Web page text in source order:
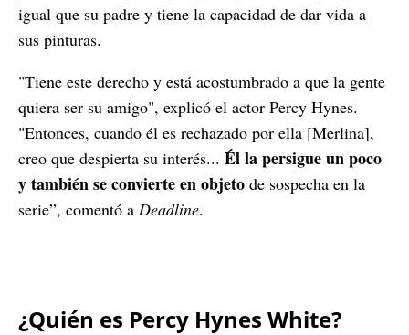
igual que su padre y tiene la capacidad de dar vida a
sus pinturas.
"Tiene este derecho y está acostumbrado a que la gente
quiera ser su amigo", explicó el actor Percy Hynes.
"Entonces, cuando él es rechazado por ella [Merlina],
creo que despierta su interés... Él la persigue un poco
y también se convierte en objeto de sospecha en la
serie”, comentó a Deadline.
¿Quién es Percy Hynes White?